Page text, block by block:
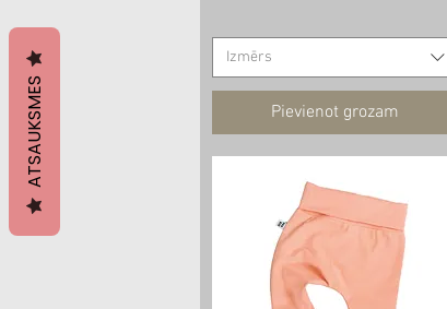
Izmērs
Pievienot grozam
ATSAUKSMES